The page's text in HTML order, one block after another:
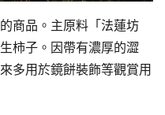
商品。主原料「法蓮坊
柿子。因帶有濃厚的澀
多用於鏡餅裝飾等觀賞用